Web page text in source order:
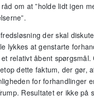
om at ”holde lidt igen
der skal
lykkes at genstarte
relativt åbent spørgsmål.
dette faktum, der gør,
for forhandlinger
Resultatet er ikke på